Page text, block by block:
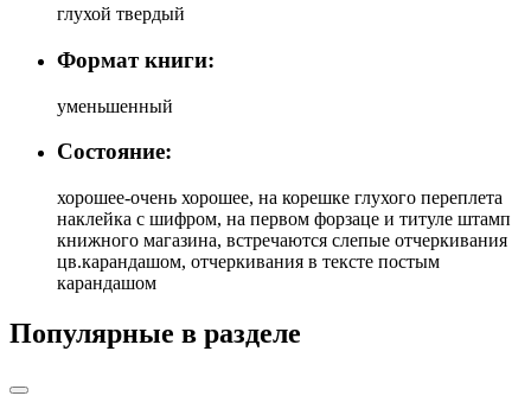
глухой твердый
Формат книги:
уменьшенный
Состояние:
хорошее-очень хорошее, на корешке глухого переплета
наклейка с шифром, на первом форзаце и титуле штамп
книжного магазина, встречаются слепые отчеркивания
цв.карандашом, отчеркивания в тексте постым
карандашом
Популярные в разделе